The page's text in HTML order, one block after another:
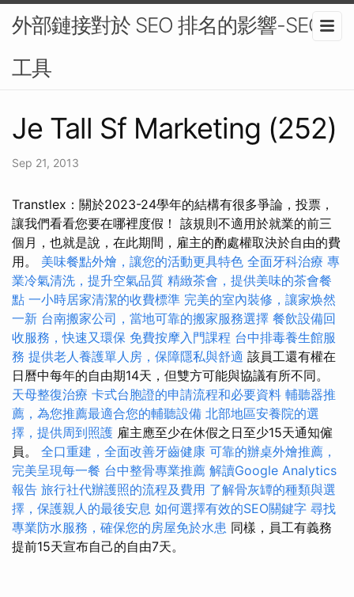
外部鏈接對於 SEO 排名的影響-SEO
工具
Je Tall Sf Marketing (252)
Sep 21, 2013
Transtlex：關於2023-24學年的結構有很多爭論，投票，
讓我們看看您要在哪裡度假！ 該規則不適用於就業的前三
個月，也就是說，在此期間，雇主的酌處權取決於自由的費
用。 美味餐點外燴，讓您的活動更具特色 全面牙科治療 專
業冷氣清洗，提升空氣品質 精緻茶會，提供美味的茶會餐
點 一小時居家清潔的收費標準 完美的室內裝修，讓家焕然
一新 台南搬家公司，當地可靠的搬家服務選擇 餐飲設備回
收服務，快速又環保 免費按摩入門課程 台中排毒養生館服
務 提供老人養護單人房，保障隱私與舒適 該員工還有權在
日曆中每年的自由期14天，但雙方可能與協議有所不同。
天母整復治療 卡式台胞證的申請流程和必要資料 輔聽器推
薦，為您推薦最適合您的輔聽設備 北部地區安養院的選
擇，提供周到照護 雇主應至少在休假之日至少15天通知僱
員。 全口重建，全面改善牙齒健康 可靠的辦桌外燴推薦，
完美呈現每一餐 台中整骨專業推薦 解讀Google Analytics
報告 旅行社代辦護照的流程及費用 了解骨灰罈的種類與選
擇，保護親人的最後安息 如何選擇有效的SEO關鍵字 尋找
專業防水服務，確保您的房屋免於水患 同樣，員工有義務
提前15天宣布自己的自由7天。